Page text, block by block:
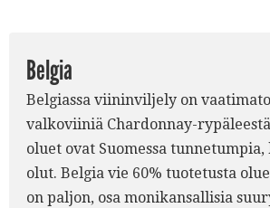
Belgia
Belgiassa viininviljely on
valkoviiniä Chardonnay-
oluet ovat Suomessa
olut. Belgia vie 60% tuotetusta
on paljon, osa monikansallisia